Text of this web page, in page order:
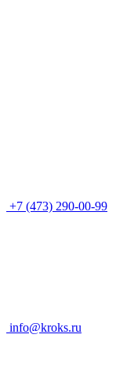
+7 (473) 290-00-99
info@kroks.ru